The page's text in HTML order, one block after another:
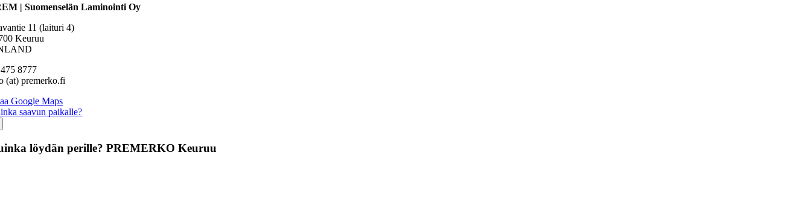
| Suomenselän Laminointi Oy
11 (laituri 4)
Keuruu
8777
(at) premerko.fi
Google Maps
saavun paikalle?
löydän perille? PREMERKO Keuruu